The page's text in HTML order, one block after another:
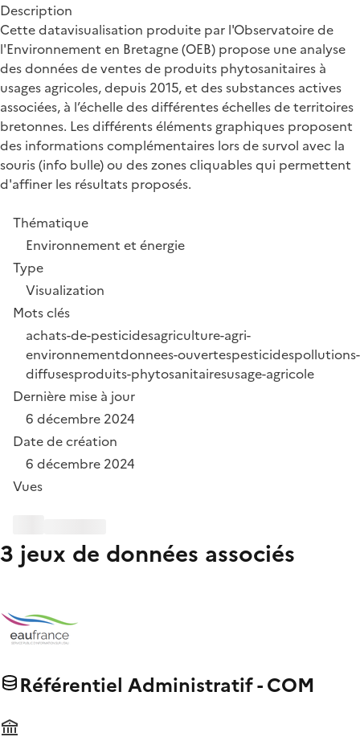
Description
Cette datavisualisation produite par l'Observatoire de
l'Environnement en Bretagne (OEB) propose une analyse
des données de ventes de produits phytosanitaires à
usages agricoles, depuis 2015, et des substances actives
associées, à l’échelle des différentes échelles de territoires
bretonnes. Les différents éléments graphiques proposent
des informations complémentaires lors de survol avec la
souris (info bulle) ou des zones cliquables qui permettent
d'affiner les résultats proposés.
Thématique
Environnement et énergie
Type
Visualization
Mots clés
achats-de-pesticidesagriculture-agri-
environnementdonnees-ouvertespesticidespollutions-
diffusesproduits-phytosanitairesusage-agricole
Dernière mise à jour
6 décembre 2024
Date de création
6 décembre 2024
Vues
3 jeux de données associés
Référentiel Administratif - COM